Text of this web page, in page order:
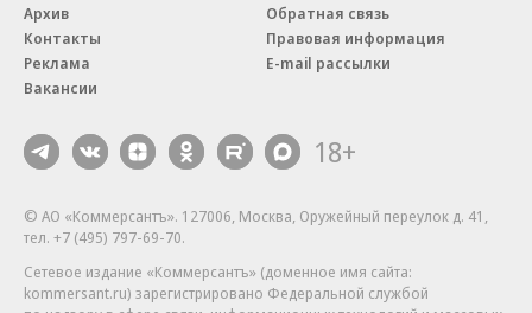
Архив
Контакты
Реклама
Вакансии
Обратная связь
Правовая информация
E-mail рассылки
18+
© АО «Коммерсантъ». 127006, Москва, Оружейный переулок д. 41,
тел. +7 (495) 797-69-70.
Сетевое издание «Коммерсантъ» (доменное имя сайта:
kommersant.ru) зарегистрировано Федеральной службой